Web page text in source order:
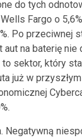
do tych
Fargo o
Po przeciwnej
na baterię
sektor, który
już w
Negatywną